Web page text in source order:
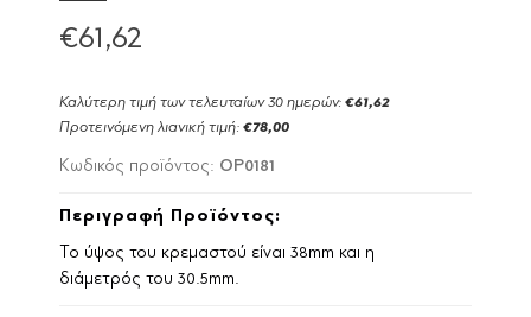
€61,62
Καλύτερη τιμή των τελευταίων 30 ημερών: €61,62
Προτεινόμενη λιανική τιμή: €78,00
Κωδικός προϊόντος: OP0181
Περιγραφή Προϊόντος:
Το ύψος του κρεμαστού είναι 38mm και η
διάμετρός του 30.5mm.